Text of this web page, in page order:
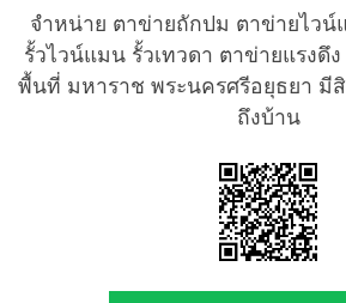
จำหน่าย ตาข่ายถักปม ตาข่ายไวน์
รั้วไวน์แมน รั้วเทวดา ตาข่ายแรงดึ
พื้นที่ มหาราช พระนครศรีอยุธยา มี
ถึงบ้าน